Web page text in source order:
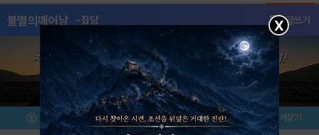
불멸의깨어남 - 잡담 글쓰기
메뉴 이벤트/미션 설치/평가 즐겨찾기
X